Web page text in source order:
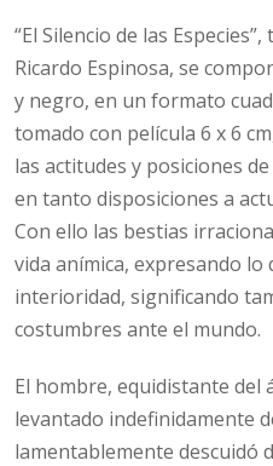
“El Silencio de las
Ricardo Espinosa, se
y negro, en un formato
tomado con película 6 x 6
las actitudes y posiciones
en tanto disposiciones a
Con ello las bestias
vida anímica, expresando lo
interioridad, significando
costumbres ante el mundo.
El hombre, equidistante del
levantado indefinidamente
lamentablemente descuidó